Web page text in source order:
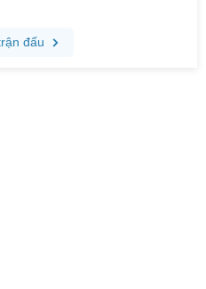
đấu